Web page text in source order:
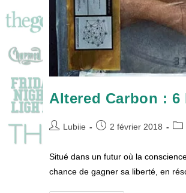
Altered Carbon :
Auteur/autrice
Lubiie
Publication
2 février 2018
Situé dans un futur où la
chance de gagner sa liberté, en